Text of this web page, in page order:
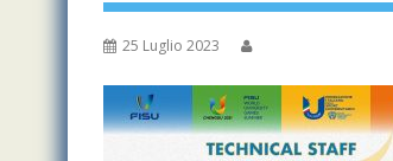
25 Luglio 2023